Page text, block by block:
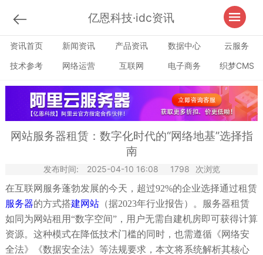
亿恩科技·idc资讯
资讯首页 新闻资讯 产品资讯 数据中心
云服务
技术参考
网络运营 互联网 电子商务 织梦CMS
网站服务器租赁：数字化时代的“网络地基”选择指
南
发布时间: 2025-04-10 16:08 1798
次浏览
在互联网服务蓬勃发展的今天，超过92%的企业选择通过租赁
服务器的方式搭建网站（据2023年行业报告）。服务器租赁
如同为网站租用“数字空间”，用户无需自建机房即可获得计算
资源。这种模式在降低技术门槛的同时，也需遵循《网络安
全法》《数据安全法》等法规要求，本文将系统解析其核心